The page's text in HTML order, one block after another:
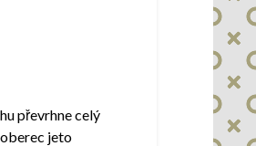
převrhne celý
jeto